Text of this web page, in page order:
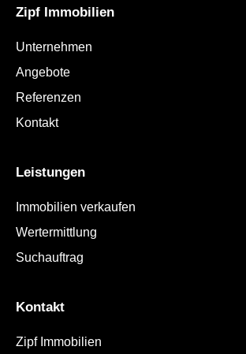
Zipf Immobilien
Unternehmen
Angebote
Referenzen
Kontakt
Leistungen
Immobilien verkaufen
Wertermittlung
Suchauftrag
Kontakt
Zipf Immobilien